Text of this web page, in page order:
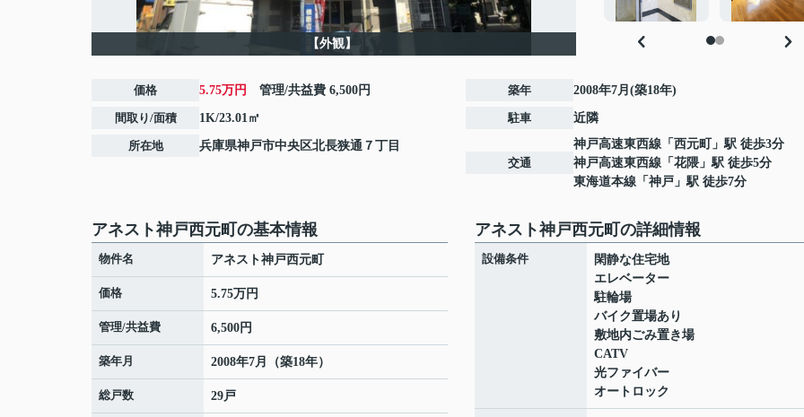
【外観】
価格 5.75万円 管理/共益費 6,500円
間取り/面積 1K/23.01㎡
所在地 兵庫県神戸市中央区北長狭通 ７丁目
築年 2008年7月(築18年)
駐車 近隣
交通
神戸高速東西線 「 西元町
」駅 徒歩3分
神戸高速東西線 「 花隈 」駅 徒歩5分
東海道本線 「 神戸 」駅 徒歩7分
アネスト神戸西元町の基本情報
物件名 アネスト神戸西元町
価格 5.75万円
管理/共益費 6,500円
築年月 2008年7月（築18年）
総戸数 29戸
アネスト神戸西元町の詳細情報
設備条件
閑静な住宅地
エレベーター
駐輪場
バイク置場あり
敷地内ごみ置き場
CATV
光ファイバー
オートロック